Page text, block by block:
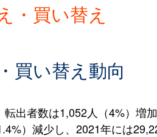
・買い替え
買い替え動向
出者数は1,052人（4%）増
）減少し、2021年には